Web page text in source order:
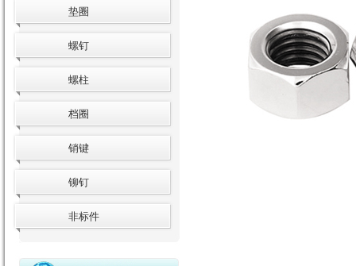
垫圈
螺钉
螺柱
档圈
销键
铆钉
非标件